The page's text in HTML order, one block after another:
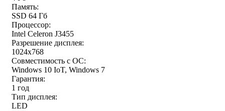
Память:
SSD 64 Гб
Процессор:
Intel Celeron J3455
Разрешение дисплея:
1024x768
Совместимость с ОС:
Windows 10 IoT, Windows 7
Гарантия:
1 год
Тип дисплея:
LED